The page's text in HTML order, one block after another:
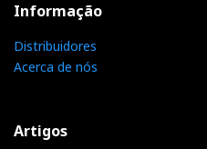
Informação
Distribuidores
Acerca de nós
Artigos